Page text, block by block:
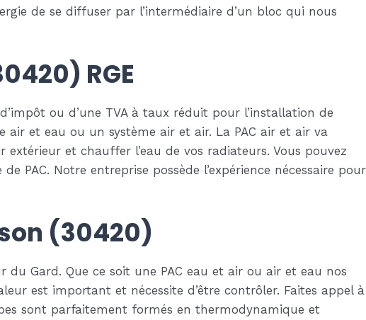
de se diffuser par l’intermédiaire d’un bloc qui nous
RGE
ou d’une TVA à taux réduit pour l’installation de
et eau ou un système air et air. La PAC air et air va
et chauffer l’eau de vos radiateurs. Vous pouvez
PAC. Notre entreprise possède l’expérience nécessaire pour
(30420)
Gard. Que ce soit une PAC eau et air ou air et eau nos
est important et nécessite d’être contrôler. Faites appel à
sont parfaitement formés en thermodynamique et